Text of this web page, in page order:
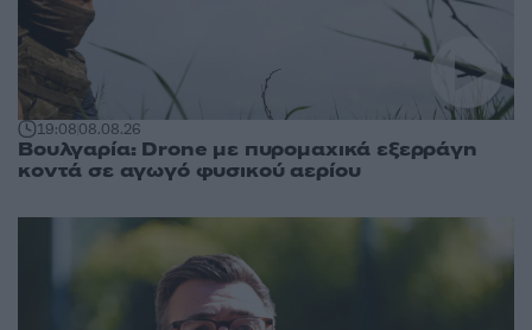
19:0808.08.26
Βουλγαρία: Drone με πυρομαχικά εξερράγη
κοντά σε αγωγό φυσικού αερίου